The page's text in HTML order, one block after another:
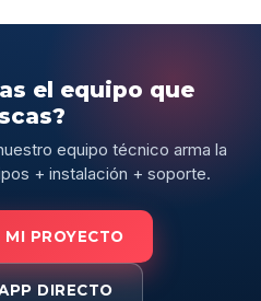
el equipo que
equipo técnico arma la
+ instalación + soporte.
PROYECTO
DIRECTO